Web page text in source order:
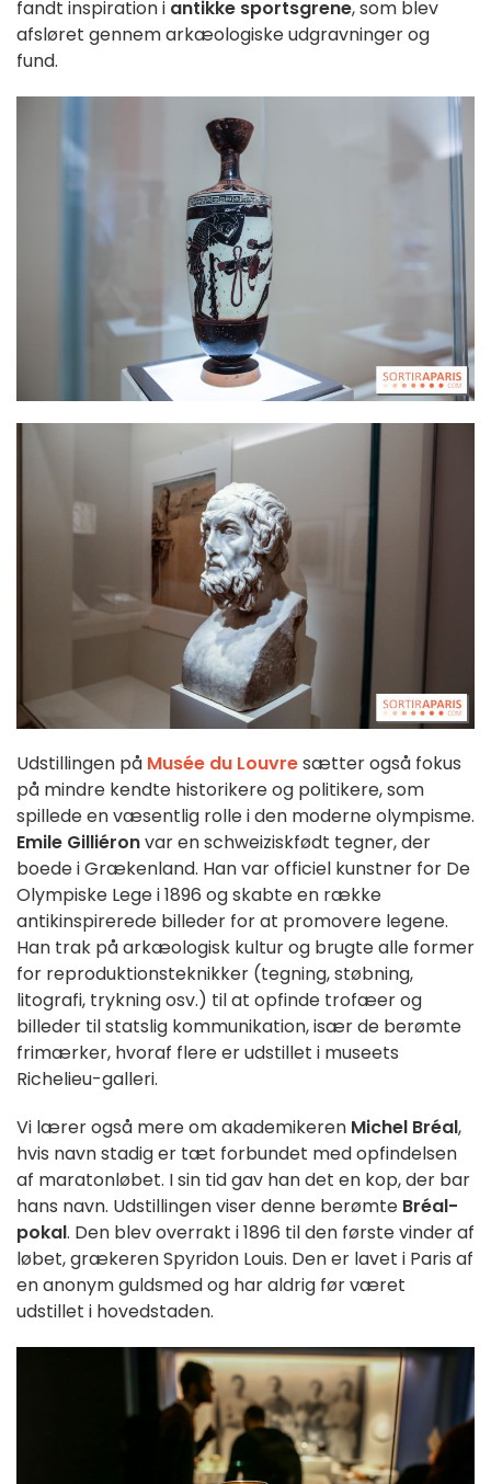
fandt inspiration i antikke sportsgrene, som blev
afsløret gennem arkæologiske udgravninger og
fund.
Udstillingen på Musée du Louvresætter også fokus
på mindre kendte historikere og politikere, som
spillede en væsentlig rolle i den moderne olympisme.
Emile Gilliéronvar en schweiziskfødt tegner, der
boede i Grækenland. Han var officiel kunstner for De
Olympiske Lege i 1896 og skabte en række
antikinspirerede billeder for at promovere legene.
Han trak på arkæologisk kultur og brugte alle former
for reproduktionsteknikker (tegning, støbning,
litografi, trykning osv.) til at opfinde trofæer og
billeder til statslig kommunikation, især de berømte
frimærker, hvoraf flere er udstillet i museets
Richelieu-galleri.
Vi lærer også mere om akademikeren Michel Bréal,
hvis navn stadig er tæt forbundet med opfindelsen
af maratonløbet. I sin tid gav han det en kop, der bar
hans navn. Udstillingen viser denne berømte Bréal-
pokal. Den blev overrakt i 1896 til den første vinder af
løbet, grækeren Spyridon Louis. Den er lavet i Paris af
en anonym guldsmed og har aldrig før været
udstillet i hovedstaden.